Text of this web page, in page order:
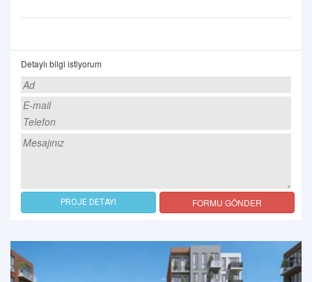
Detaylı bilgi istiyorum
PROJE DETAYI FORMU GÖNDER